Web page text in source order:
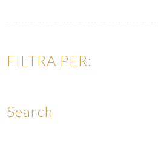
FILTRA PER:
Search